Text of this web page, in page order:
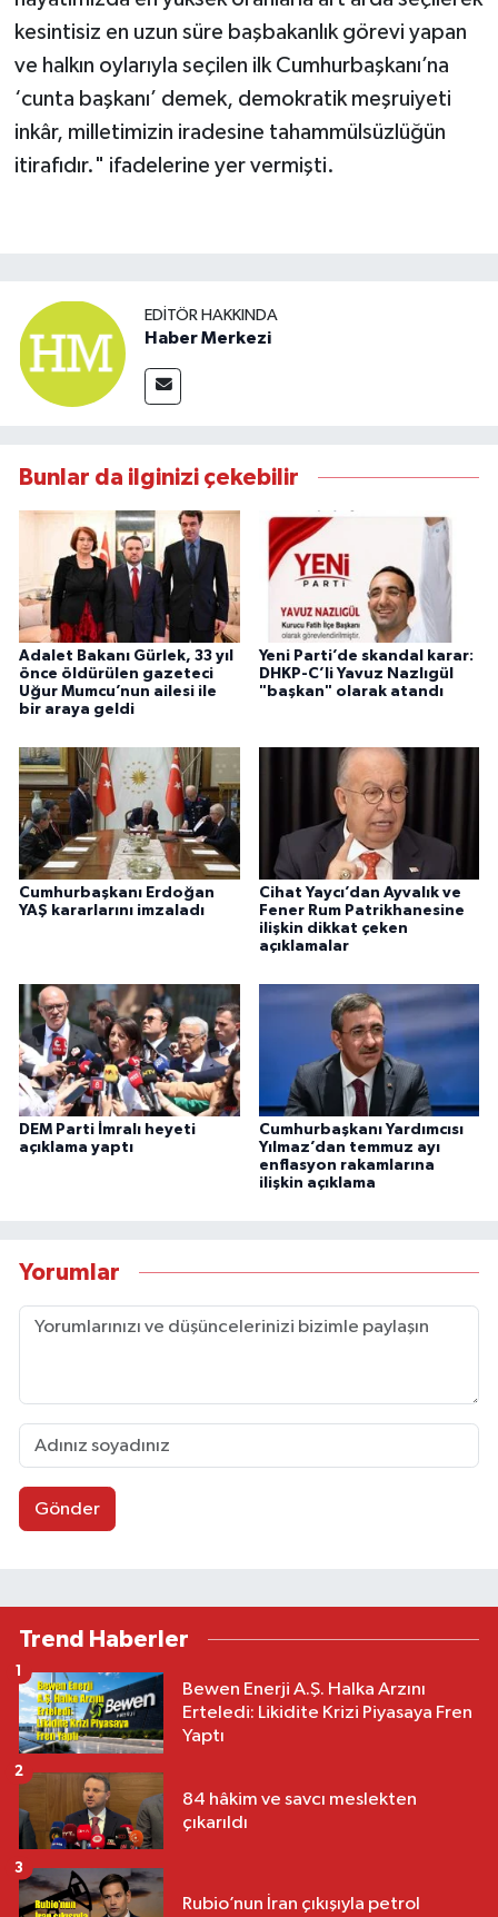
kesintisiz en uzun süre başbakanlık görevi yapan
ve halkın oylarıyla seçilen ilk Cumhurbaşkanı’na
‘cunta başkanı’ demek, demokratik meşruiyeti
inkâr, milletimizin iradesine tahammülsüzlüğün
itirafıdır." ifadelerine yer vermişti.
EDITÖR HAKKINDA
Haber Merkezi
Bunlar da ilginizi çekebilir
Adalet Bakanı Gürlek, 33 yıl
önce öldürülen gazeteci
Uğur Mumcu’nun ailesi ile
bir araya geldi
Yeni Parti’de skandal karar:
DHKP-C’li Yavuz Nazlıgül
"başkan" olarak atandı
Cumhurbaşkanı Erdoğan
YAŞ kararlarını imzaladı
Cihat Yaycı’dan Ayvalık ve
Fener Rum Patrikhanesine
ilişkin dikkat çeken
açıklamalar
DEM Parti İmralı heyeti
açıklama yaptı
Cumhurbaşkanı Yardımcısı
Yılmaz’dan temmuz ayı
enflasyon rakamlarına
ilişkin açıklama
Yorumlar
Gönder
Trend Haberler
Bewen Enerji A.Ş. Halka Arzını
Erteledi: Likidite Krizi Piyasaya Fren
Yaptı
1
84 hâkim ve savcı meslekten
çıkarıldı
2
Rubio’nun İran çıkışıyla petrol
3